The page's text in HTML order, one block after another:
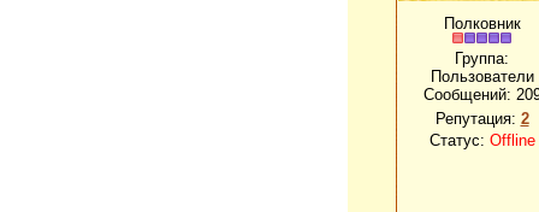
Полковник
Группа:
Пользователи
Сообщений:
Репутация: 2
Статус: Offline